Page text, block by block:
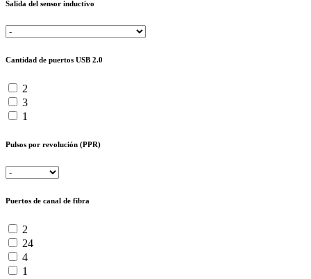
Salida del sensor inductivo
Cantidad de puertos USB 2.0
2
3
1
Pulsos por revolución (PPR)
Puertos de canal de fibra
2
24
4
1